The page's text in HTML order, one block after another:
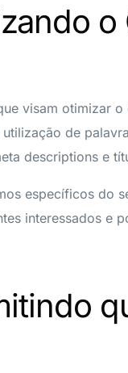
visam otimizar
de
descriptions e
específicos do
interessados e